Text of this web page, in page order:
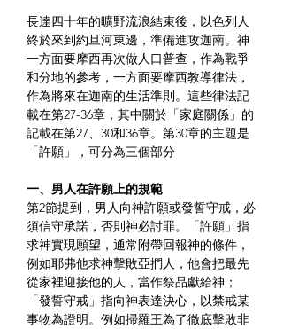
長達四十年的曠野流浪結束後，以色列人
終於來到約旦河東邊，準備進攻迦南。神
一方面要摩西再次做人口普查，作為戰爭
和分地的參考，一方面要摩西教導律法，
作為將來在迦南的生活準則。這些律法記
載在第27-36章，其中關於「家庭關係」的
記載在第27、30和36章。第30章的主題是
「許願」，可分為三個部分
一、男人在許願上的規範
第2節提到，男人向神許願或發誓守戒，必
須信守承諾，否則神必討罪。「許願」指
求神實現願望，通常附帶回報神的條件，
例如耶弗他求神擊敗亞捫人，他會把最先
從家裡迎接他的人，當作祭品獻給神；
「發誓守戒」指向神表達決心，以禁戒某
事物為證明。例如掃羅王為了徹底擊敗非